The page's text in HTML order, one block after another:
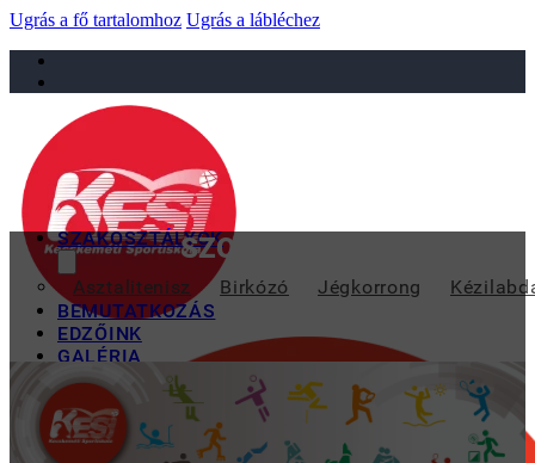
Ugrás a fő tartalomhoz Ugrás a lábléchez
sportiskola@juniorsportkft.hu
SZAKOSZTÁLYOK
Asztalitenisz Birkózó Jégkorrong
BEMUTATKOZÁS
EDZŐINK
GALÉRIA
TAO
KAPCSOLAT
SZOMBATON LESZ AZ